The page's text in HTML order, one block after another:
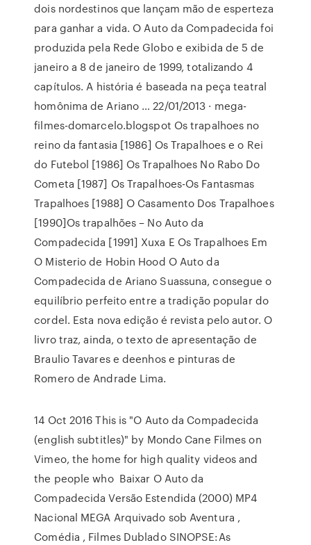
dois nordestinos que lançam mão de esperteza
para ganhar a vida. O Auto da Compadecida foi
produzida pela Rede Globo e exibida de 5 de
janeiro a 8 de janeiro de 1999, totalizando 4
capítulos. A história é baseada na peça teatral
homônima de Ariano … 22/01/2013 · mega-
filmes-domarcelo.blogspot Os trapalhoes no
reino da fantasia [1986] Os Trapalhoes e o Rei
do Futebol [1986] Os Trapalhoes No Rabo Do
Cometa [1987] Os Trapalhoes-Os Fantasmas
Trapalhoes [1988] O Casamento Dos Trapalhoes
[1990]Os trapalhões – No Auto da
Compadecida [1991] Xuxa E Os Trapalhoes Em
O Misterio de Hobin Hood O Auto da
Compadecida de Ariano Suassuna, consegue o
equilíbrio perfeito entre a tradição popular do
cordel. Esta nova edição é revista pelo autor. O
livro traz, ainda, o texto de apresentação de
Braulio Tavares e deenhos e pinturas de
Romero de Andrade Lima.
14 Oct 2016 This is "O Auto da Compadecida
(english subtitles)" by Mondo Cane Filmes on
Vimeo, the home for high quality videos and
the people who Baixar O Auto da
Compadecida Versão Estendida (2000) MP4
Nacional MEGA Arquivado sob Aventura ,
Comédia , Filmes Dublado SINOPSE:As